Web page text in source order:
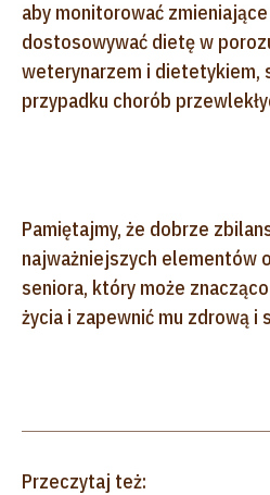
aby monitorować
dostosowywać dietę w
weterynarzem i dietetykiem,
przypadku chorób
Pamiętajmy, że dobrze
najważniejszych elementów
seniora, który może
życia i zapewnić mu zdrową i
Przeczytaj też: